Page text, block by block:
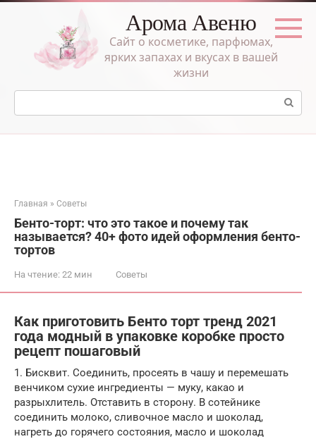
Перейти
Арома Авеню
Сайт о косметике, парфюмах,
ярких запахах и вкусах в вашей
жизни
Поиск:
Главная » Советы
Бенто-торт: что это такое и почему так
называется? 40+ фото идей оформления бенто-
тортов
На чтение: 22 мин Советы
Как приготовить Бенто торт тренд 2021
года модный в упаковке коробке просто
рецепт пошаговый
1. Бисквит. Соединить, просеять в чашу и перемешать
венчиком сухие ингредиенты — муку, какао и
разрыхлитель. Отставить в сторону. В сотейнике
соединить молоко, сливочное масло и шоколад,
нагреть до горячего состояния, масло и шоколад